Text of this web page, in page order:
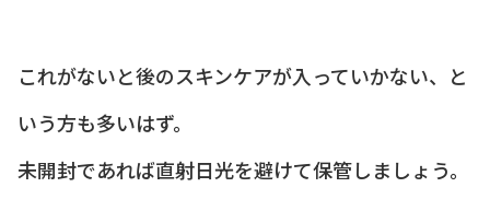
これがないと後のスキンケアが入っていかない、と
いう方も多いはず。
未開封であれば直射日光を避けて保管しましょう。